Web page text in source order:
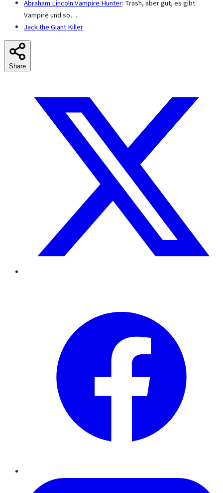
Abraham Lincoln Vampire Hunter: Trash, aber gut, es gibt
Vampire und so…
Jack the Giant Killer
Share